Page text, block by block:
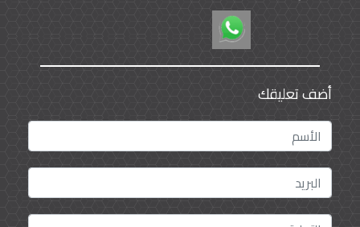
أضف تعليقك